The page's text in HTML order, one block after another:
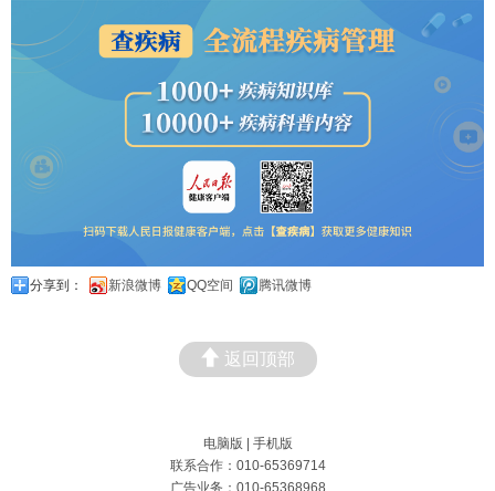
分享到： 新浪微博 QQ空间 腾讯微博
返回顶部
电脑版
手机版
联系合作：010-65369714